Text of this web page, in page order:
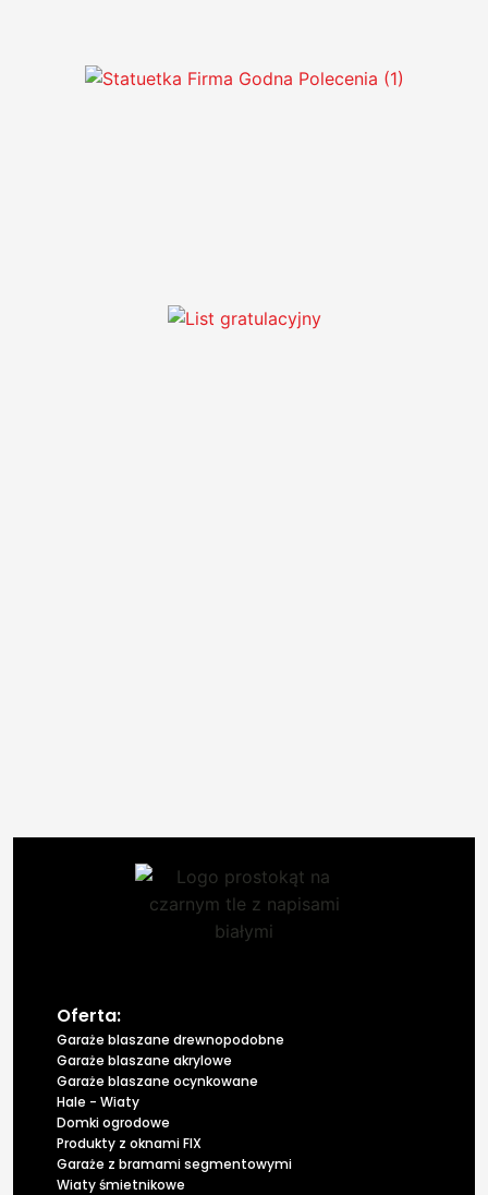
Oferta:
Garaże blaszane drewnopodobne
Garaże blaszane akrylowe
Garaże blaszane ocynkowane
Hale - Wiaty
Domki ogrodowe
Produkty z oknami FIX
Garaże z bramami segmentowymi
Wiaty śmietnikowe